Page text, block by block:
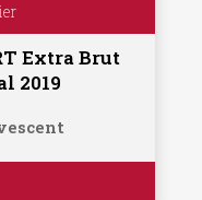
Extra Brut
2019